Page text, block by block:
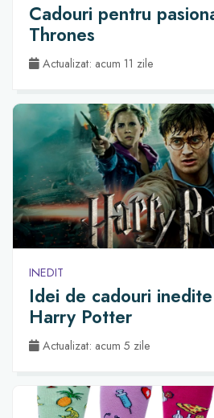
Cadouri pentru
Thrones
Actualizat: acum 11 zile
INEDIT
Idei de cadouri
Harry Potter
Actualizat: acum 5 zile